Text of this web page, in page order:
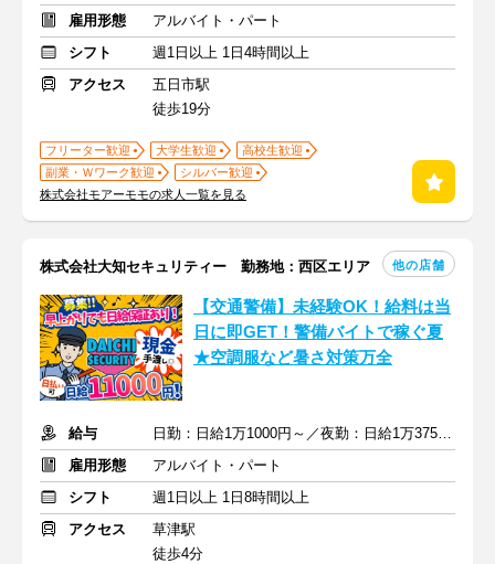
雇用形態
アルバイト・パート
シフト
週1日以上 1日4時間以上
アクセス
五日市駅
徒歩19分
フリーター歓迎 大学生歓迎
高校生歓迎
副業・Ｗワーク歓迎
シルバー歓迎
株式会社モアーモモの求人一覧を見る
株式会社大知セキュリティー 勤務地：西区エリア 他の店舗
【交通警備】未経験OK！給料は当
日に即GET！警備バイトで稼ぐ夏
★空調服など暑さ対策万全
給与
日勤：日給1万1000円～／夜勤：日給1万3750円～ +交通費全額支給
雇用形態
アルバイト・パート
シフト
週1日以上 1日8時間以上
アクセス
草津駅
徒歩4分